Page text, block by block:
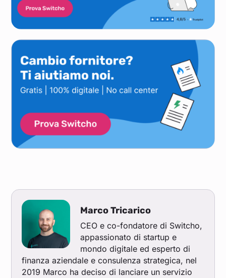
Marco Tricarico
CEO e co-fondatore di Switcho,
appassionato di startup e
mondo digitale ed esperto di
finanza aziendale e consulenza strategica, nel
2019 Marco ha deciso di lanciare un servizio